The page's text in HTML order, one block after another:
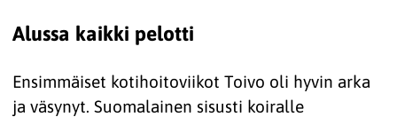
Alussa kaikki pelotti
Ensimmäiset kotihoitoviikot Toivo oli hyvin arka
ja väsynyt. Suomalainen sisusti koiralle